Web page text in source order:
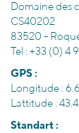
Domaine des
CS40202
83520 -
Tel : +33 (0) 4
GPS :
Longitude :
Lattitude :
Standart :